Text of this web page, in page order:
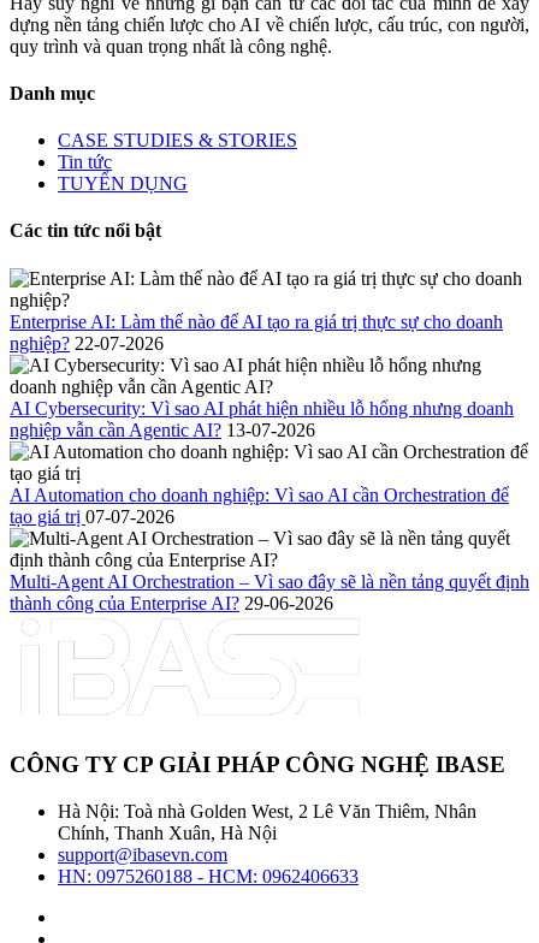
dựng nền tảng chiến lược cho AI về chiến lược, cấu trúc, con người,
quy trình và quan trọng nhất là công nghệ.
Danh mục
CASE STUDIES & STORIES
Tin tức
TUYỂN DỤNG
Các tin tức nổi bật
Enterprise AI: Làm thế nào để AI tạo ra giá trị thực sự cho doanh
nghiệp? 22-07-2026
AI Cybersecurity: Vì sao AI phát hiện nhiều lỗ hổng nhưng doanh
nghiệp vẫn cần Agentic AI? 13-07-2026
AI Automation cho doanh nghiệp: Vì sao AI cần Orchestration để
tạo giá trị 07-07-2026
Multi-Agent AI Orchestration – Vì sao đây sẽ là nền tảng quyết định
thành công của Enterprise AI? 29-06-2026
CÔNG TY CP GIẢI PHÁP CÔNG NGHỆ IBASE
Hà Nội: Toà nhà Golden West, 2 Lê Văn Thiêm, Nhân
Chính, Thanh Xuân, Hà Nội
support@ibasevn.com
HN: 0975260188 - HCM: 0962406633